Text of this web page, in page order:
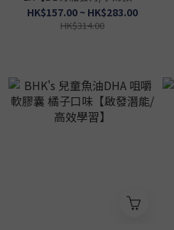
抽筋】
HK$157.00 ~ HK$283.00
HK$314.00